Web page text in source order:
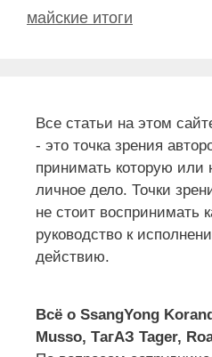
майские итоги
Все статьи на этом
- это точка зрения
принимать которую или
личное дело. Точки
не стоит воспринимать
руководство к
действию.
Всё о SsangYong
Musso, ТагАЗ Tager,